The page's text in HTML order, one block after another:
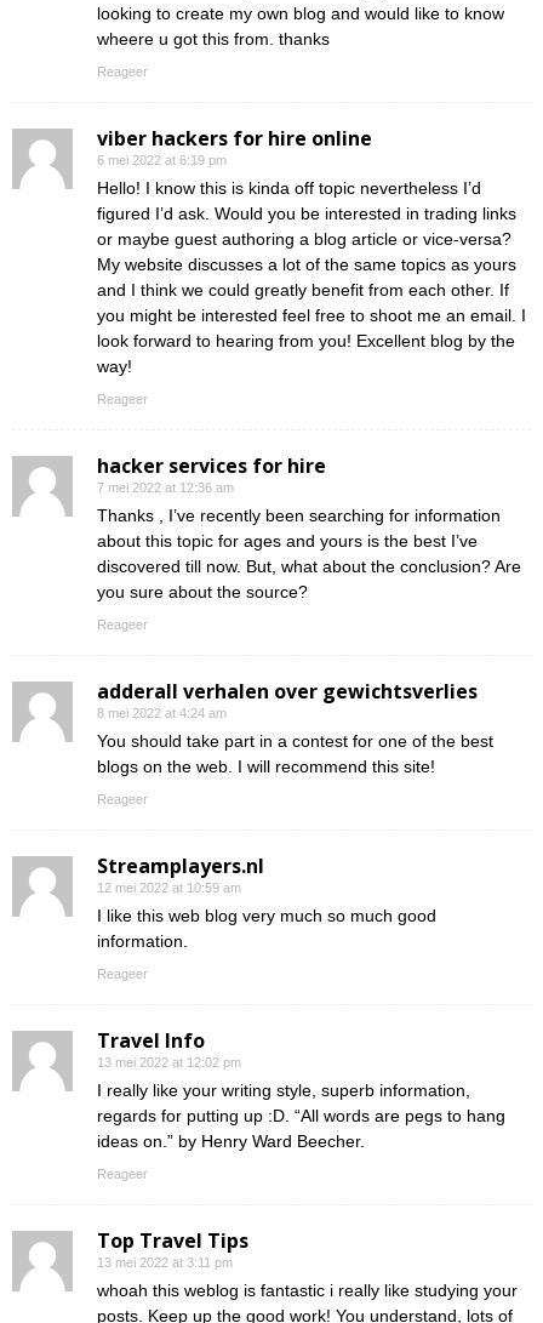
looking to create my own blog and would like to know
wheere u got this from. thanks
Reageer
viber hackers for hire online
6 mei 2022 at 6:19 pm
Hello! I know this is kinda off topic nevertheless I’d
figured I’d ask. Would you be interested in trading links
or maybe guest authoring a blog article or vice-versa?
My website discusses a lot of the same topics as yours
and I think we could greatly benefit from each other. If
you might be interested feel free to shoot me an email. I
look forward to hearing from you! Excellent blog by the
way!
Reageer
hacker services for hire
7 mei 2022 at 12:36 am
Thanks , I’ve recently been searching for information
about this topic for ages and yours is the best I’ve
discovered till now. But, what about the conclusion? Are
you sure about the source?
Reageer
adderall verhalen over gewichtsverlies
8 mei 2022 at 4:24 am
You should take part in a contest for one of the best
blogs on the web. I will recommend this site!
Reageer
Streamplayers.nl
12 mei 2022 at 10:59 am
I like this web blog very much so much good
information.
Reageer
Travel Info
13 mei 2022 at 12:02 pm
I really like your writing style, superb information,
regards for putting up :D. “All words are pegs to hang
ideas on.” by Henry Ward Beecher.
Reageer
Top Travel Tips
13 mei 2022 at 3:11 pm
whoah this weblog is fantastic i really like studying your
posts. Keep up the good work! You understand, lots of